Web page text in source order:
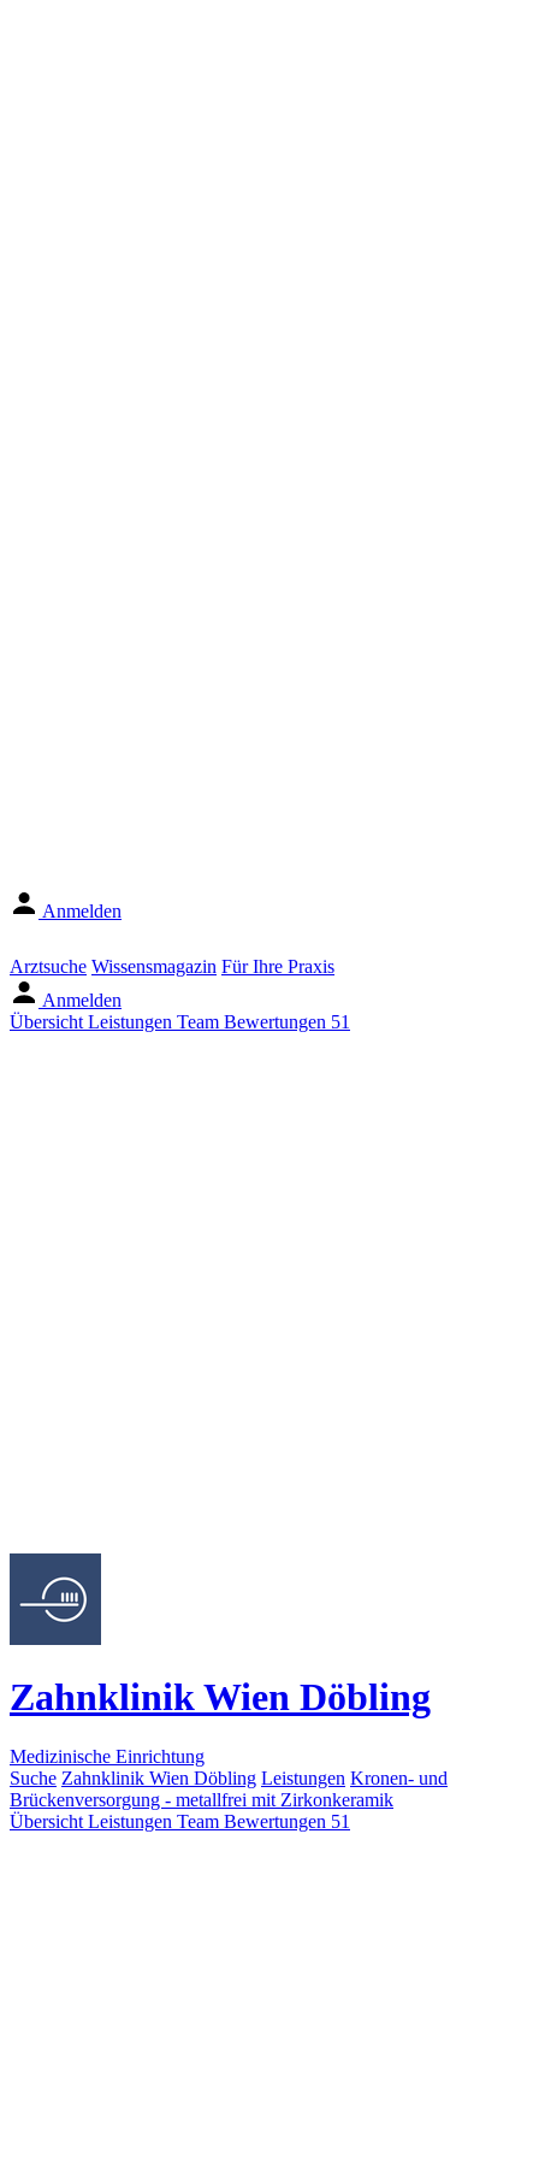
Anmelden
Arztsuche Wissensmagazin Für Ihre Praxis
Anmelden
Übersicht Leistungen Team Bewertungen 51
Zahnklinik Wien Döbling
Medizinische Einrichtung
Suche Zahnklinik Wien Döbling Leistungen Kronen- und
Brückenversorgung - metallfrei mit Zirkonkeramik
Übersicht Leistungen Team Bewertungen 51